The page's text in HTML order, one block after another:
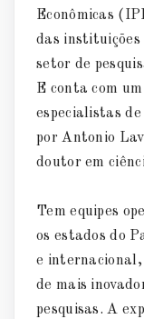
Econômicas
das instituições
setor de
E conta com
especialistas
por Antonio
doutor em
Tem equipes
os estados do
e internacional,
de mais
pesquisas. A